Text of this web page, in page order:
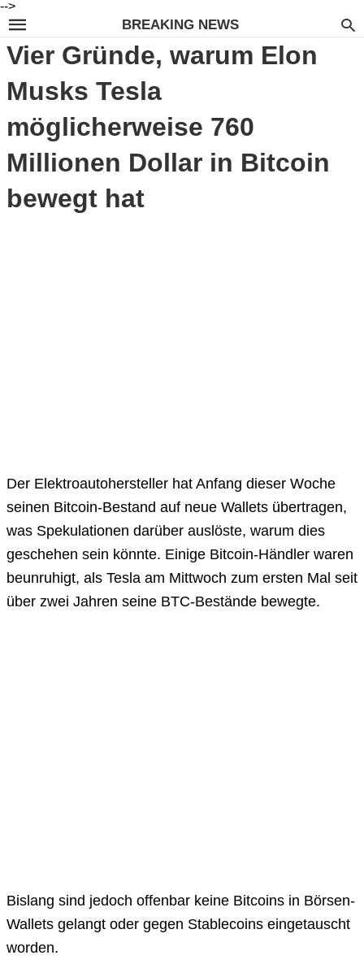
-->
BREAKING NEWS
Vier Gründe, warum Elon
Musks Tesla
möglicherweise 760
Millionen Dollar in Bitcoin
bewegt hat
Der Elektroautohersteller hat Anfang dieser Woche
seinen Bitcoin-Bestand auf neue Wallets übertragen,
was Spekulationen darüber auslöste, warum dies
geschehen sein könnte. Einige Bitcoin-Händler waren
beunruhigt, als Tesla am Mittwoch zum ersten Mal seit
über zwei Jahren seine BTC-Bestände bewegte.
Bislang sind jedoch offenbar keine Bitcoins in Börsen-
Wallets gelangt oder gegen Stablecoins eingetauscht
worden.